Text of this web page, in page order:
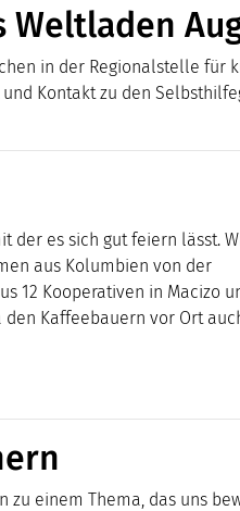
in der Regionalstelle für
Kontakt zu den
der es sich gut feiern lässt.
aus Kolumbien von der
12 Kooperativen in Macizo
Kaffeebauern vor Ort
einem Thema, das uns